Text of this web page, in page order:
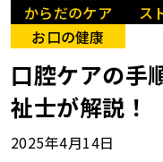
からだのケア ス
お口の健康
口腔ケアの手
祉士が解説！
2025年4月14日